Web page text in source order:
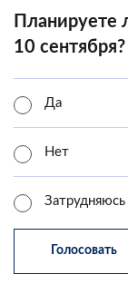
Планируете
10 сентября?
Да
Нет